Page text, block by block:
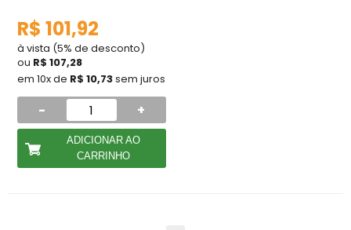
R$ 101,92
à vista (5% de desconto)
ou R$ 107,28
em 10x de R$ 10,73sem juros
- +
ADICIONAR AO
CARRINHO